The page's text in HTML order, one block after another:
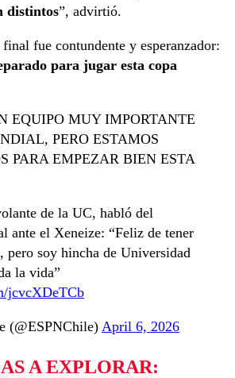
distintos”, advirtió.
fue contundente y esperanzador:
para jugar esta copa
EQUIPO MUY IMPORTANTE
PERO ESTAMOS
PARA EMPEZAR BIEN ESTA
de la UC, habló del
ante el Xeneize: “Feliz de tener
pero soy hincha de Universidad
la vida”
jcvcXDeTCb
(@ESPNChile) April 6, 2026
A EXPLORAR: